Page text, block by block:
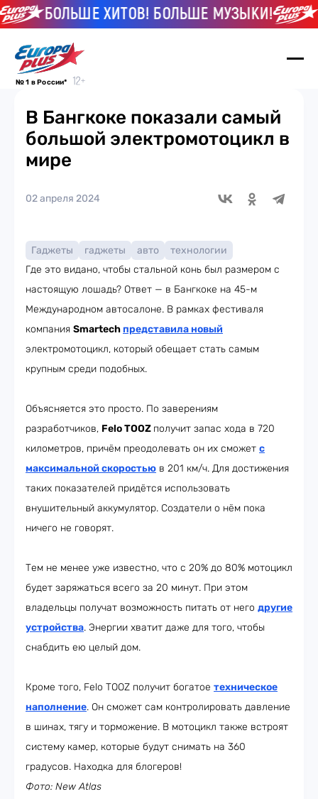
БОЛЬШЕ ХИТОВ! БОЛЬШЕ МУЗЫКИ!
№ 1 в России*
В Бангкоке показали самый
большой электромотоцикл в
мире
02 апреля 2024
Гаджеты гаджеты авто
технологии
Где это видано, чтобы стальной конь был размером с
настоящую лошадь? Ответ — в Бангкоке на 45-м
Международном автосалоне. В рамках фестиваля
компания Smartechпредставила новый
электромотоцикл, который обещает стать самым
крупным среди подобных.
Объясняется это просто. По заверениям
разработчиков, Felo TOOZ получит запас хода в 720
километров, причём преодолевать он их сможет с
максимальной скоростью в 201 км/ч. Для достижения
таких показателей придётся использовать
внушительный аккумулятор. Создатели о нём пока
ничего не говорят.
Тем не менее уже известно, что с 20% до 80% мотоцикл
будет заряжаться всего за 20 минут. При этом
владельцы получат возможность питать от него другие
устройства. Энергии хватит даже для того, чтобы
снабдить ею целый дом.
Кроме того, Felo TOOZ получит богатое техническое
наполнение. Он сможет сам контролировать давление
в шинах, тягу и торможение. В мотоцикл также встроят
систему камер, которые будут снимать на 360
градусов. Находка для блогеров!
Фото: New Atlas